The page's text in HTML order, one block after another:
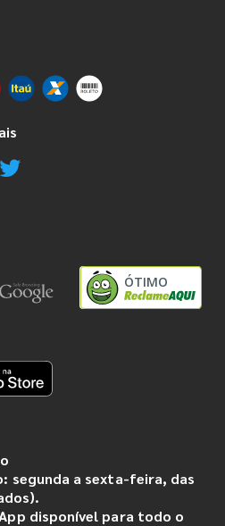
ÓTIMO
segunda a sexta-feira, das
disponível para todo o